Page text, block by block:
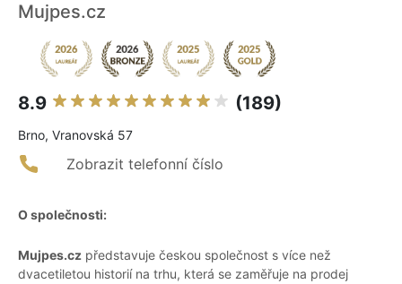
Mujpes.cz
8.9 (189)
Brno, Vranovská 57
Zobrazit telefonní číslo
O společnosti:
Mujpes.cz představuje českou společnost s více než
dvacetiletou historií na trhu, která se zaměřuje na prodej